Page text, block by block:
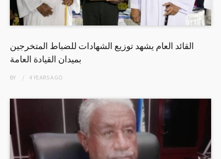
القائد العام يشهد توزيع الشهادات للضباط المتخرجين
بميدان القيادة العامة
BY 4 YEARSAGO